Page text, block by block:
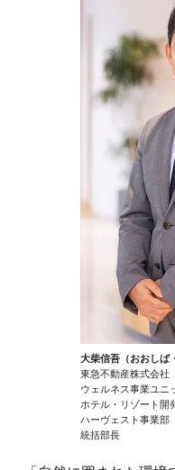
大柴信吾（おおしば
東急不動産株式会社
ウェルネス事業ユニ
ホテル・リゾート開
ハーヴェスト事業部
統括部長